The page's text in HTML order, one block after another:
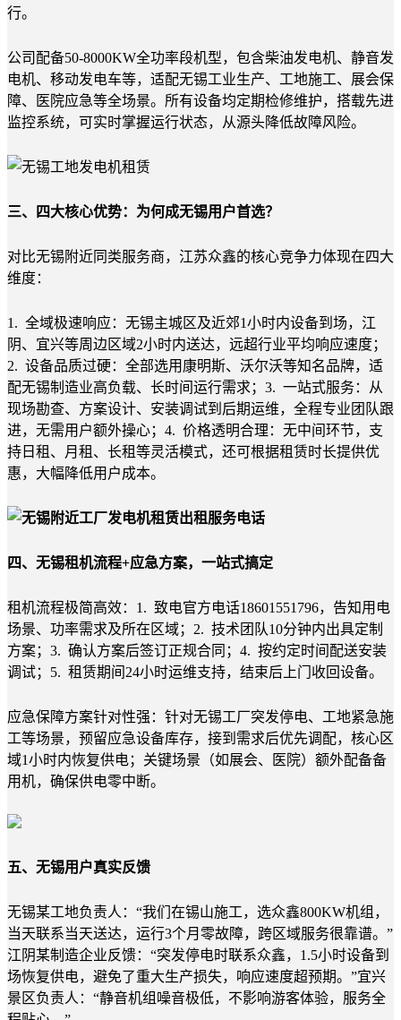
行。
公司配备50-8000KW全功率段机型，包含柴油发电机、静音发
电机、移动发电车等，适配无锡工业生产、工地施工、展会保
障、医院应急等全场景。所有设备均定期检修维护，搭载先进
监控系统，可实时掌握运行状态，从源头降低故障风险。
三、四大核心优势：为何成无锡用户首选？
对比无锡附近同类服务商，江苏众鑫的核心竞争力体现在四大
维度：
1. 全域极速响应：无锡主城区及近郊1小时内设备到场，江
阴、宜兴等周边区域2小时内送达，远超行业平均响应速度；
2. 设备品质过硬：全部选用康明斯、沃尔沃等知名品牌，适
配无锡制造业高负载、长时间运行需求；3. 一站式服务：从
现场勘查、方案设计、安装调试到后期运维，全程专业团队跟
进，无需用户额外操心；4. 价格透明合理：无中间环节，支
持日租、月租、长租等灵活模式，还可根据租赁时长提供优
惠，大幅降低用户成本。
四、无锡租机流程+应急方案，一站式搞定
租机流程极简高效：1. 致电官方电话18601551796，告知用电
场景、功率需求及所在区域；2. 技术团队10分钟内出具定制
方案；3. 确认方案后签订正规合同；4. 按约定时间配送安装
调试；5. 租赁期间24小时运维支持，结束后上门收回设备。
应急保障方案针对性强：针对无锡工厂突发停电、工地紧急施
工等场景，预留应急设备库存，接到需求后优先调配，核心区
域1小时内恢复供电；关键场景（如展会、医院）额外配备备
用机，确保供电零中断。
五、无锡用户真实反馈
无锡某工地负责人：“我们在锡山施工，选众鑫800KW机组，
当天联系当天送达，运行3个月零故障，跨区域服务很靠谱。”
江阴某制造企业反馈：“突发停电时联系众鑫，1.5小时设备到
场恢复供电，避免了重大生产损失，响应速度超预期。”宜兴
景区负责人：“静音机组噪音极低，不影响游客体验，服务全